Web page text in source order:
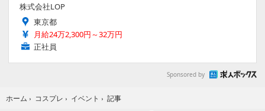
株式会社LOP
東京都
月給24万2,300円～32万円
正社員
Sponsored by
ホーム › コスプレ › イベント › 記事